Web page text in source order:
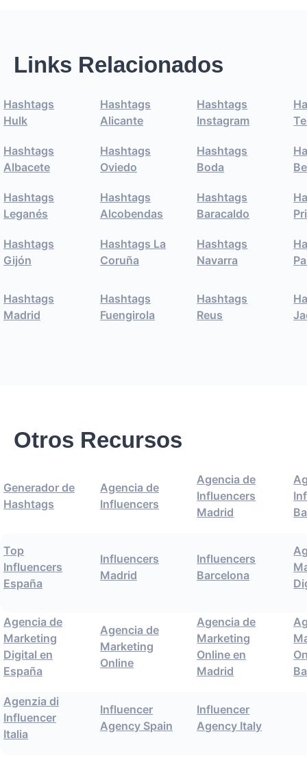
Links Relacionados
Hashtags
Hulk
Hashtags
Alicante
Hashtags
Instagram
Hashtags
Albacete
Hashtags
Oviedo
Hashtags
Boda
Hashtags
Leganés
Hashtags
Alcobendas
Hashtags
Baracaldo
Hashtags
Gijón
Hashtags La
Coruña
Hashtags
Navarra
Hashtags
Madrid
Hashtags
Fuengirola
Hashtags
Reus
Otros Recursos
Generador de
Hashtags
Agencia de
Influencers
Agencia de
Influencers
Madrid
Top
Influencers
España
Influencers
Madrid
Influencers
Barcelona
Agencia de
Marketing
Digital en
España
Agencia de
Marketing
Online
Agencia de
Marketing
Online en
Madrid
Agenzia di
Influencer
Italia
Influencer
Agency Spain
Influencer
Agency Italy